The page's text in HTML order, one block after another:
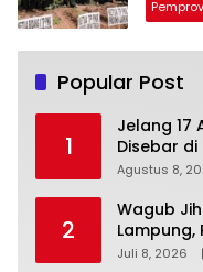
Popular Post
1
Jelang 17
Disebar
Agustus 8,
2
Wagub
Lampung,
Sinergi
Juli 8, 2026